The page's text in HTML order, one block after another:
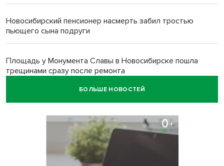
Новосибирский пенсионер насмерть забил тростью
пьющего сына подруги
Площадь у Монумента Славы в Новосибирске пошла
трещинами сразу после ремонта
Африканский врач поразил новосибирцев в травмпункте
Покрытие рулежных дорожек обновили в аэропорту
Толмачево по нацпроекту
БОЛЬШЕ НОВОСТЕЙ